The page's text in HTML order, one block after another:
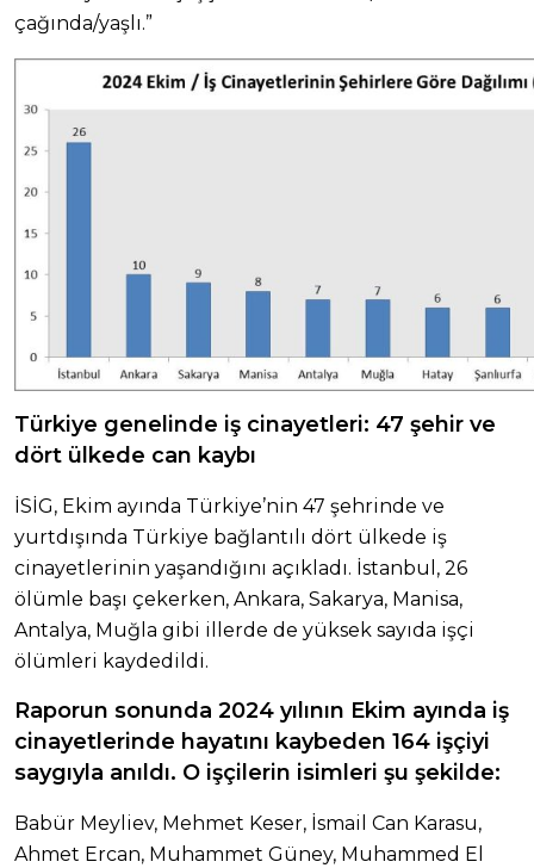
çağında/yaşlı.”
Türkiye genelinde iş cinayetleri: 47 şehir ve
dört ülkede can kaybı
İSİG, Ekim ayında Türkiye’nin 47 şehrinde ve
yurtdışında Türkiye bağlantılı dört ülkede iş
cinayetlerinin yaşandığını açıkladı. İstanbul, 26
ölümle başı çekerken, Ankara, Sakarya, Manisa,
Antalya, Muğla gibi illerde de yüksek sayıda işçi
ölümleri kaydedildi.
Raporun sonunda 2024 yılının Ekim ayında iş
cinayetlerinde hayatını kaybeden 164 işçiyi
saygıyla anıldı. O işçilerin isimleri şu şekilde:
Babür Meyliev, Mehmet Keser, İsmail Can Karasu,
Ahmet Ercan, Muhammet Güney, Muhammed El